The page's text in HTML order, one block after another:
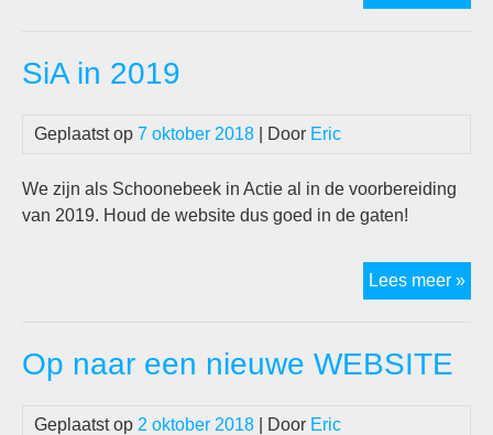
SiA in 2019
Geplaatst op 7 oktober 2018 | Door Eric
We zijn als Schoonebeek in Actie al in de voorbereiding
van 2019. Houd de website dus goed in de gaten!
Lees meer »SiA
in
Op naar een nieuwe WEBSITE
Geplaatst op 2 oktober 2018 | Door Eric